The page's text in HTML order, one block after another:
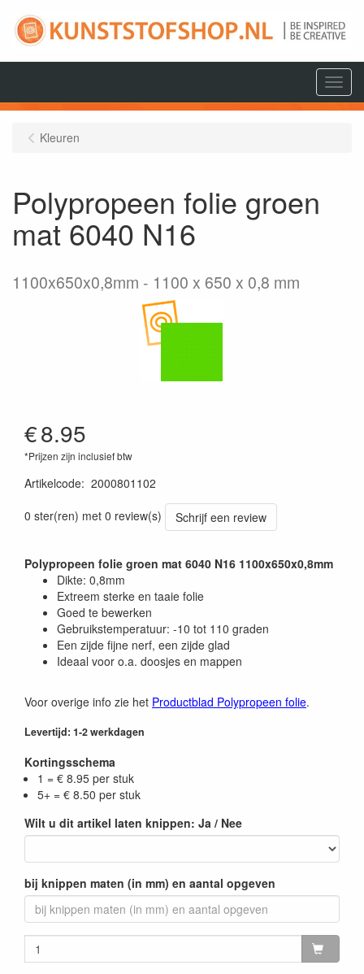
Menu
Kleuren
Polypropeen folie groen
mat 6040 N16
1100x650x0,8mm 1100 x 650 x 0,8 mm
€8.95
*Prijzen zijn inclusief btw
Artikelcode: 2000801102
0 ster(ren) met 0 review(s)
Schrijf een review
Polypropeen folie groen mat 6040 N16 1100x650x0,8mm
Dikte: 0,8mm
Extreem sterke en taaie folie
Goed te bewerken
Gebruikstemperatuur: -10 tot 110 graden
Een zijde fijne nerf, een zijde glad
Ideaal voor o.a. doosjes en mappen
Voor overige info zie het Productblad Polypropeen folie.
Levertijd: 1-2 werkdagen
Kortingsschema
1 = € 8.95 per stuk
5+ = € 8.50 per stuk
Wilt u dit artikel laten knippen: Ja / Nee
bij knippen maten (in mm) en aantal opgeven